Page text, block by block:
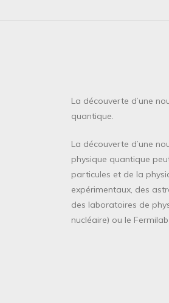
La découverte d’une
quantique.
La découverte d’une
physique quantique
particules et de la
expérimentaux, des
des laboratoires de
nucléaire) ou le